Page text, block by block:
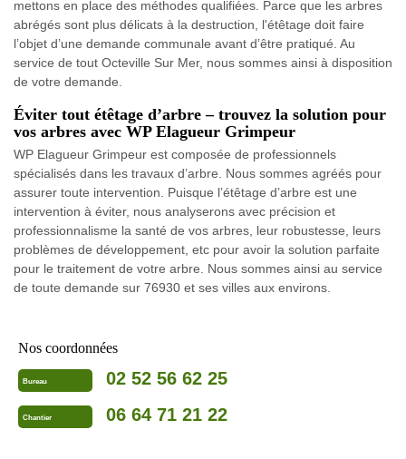
mettons en place des méthodes qualifiées. Parce que les arbres
abrégés sont plus délicats à la destruction, l'étêtage doit faire
l’objet d’une demande communale avant d’être pratiqué. Au
service de tout Octeville Sur Mer, nous sommes ainsi à disposition
de votre demande.
Éviter tout étêtage d’arbre – trouvez la solution pour
vos arbres avec WP Elagueur Grimpeur
WP Elagueur Grimpeur est composée de professionnels
spécialisés dans les travaux d’arbre. Nous sommes agréés pour
assurer toute intervention. Puisque l’étêtage d’arbre est une
intervention à éviter, nous analyserons avec précision et
professionnalisme la santé de vos arbres, leur robustesse, leurs
problèmes de développement, etc pour avoir la solution parfaite
pour le traitement de votre arbre. Nous sommes ainsi au service
de toute demande sur 76930 et ses villes aux environs.
Nos coordonnées
Bureau 02 52 56 62 25
Chantier 06 64 71 21 22